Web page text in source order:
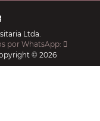
Ltda.
por WhatsApp:
© 2026